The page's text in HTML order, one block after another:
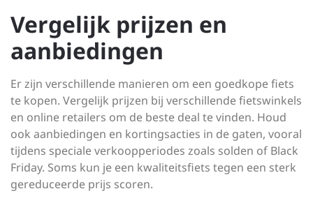
Vergelijk prijzen en
aanbiedingen
Er zijn verschillende manieren om een goedkope fiets
te kopen. Vergelijk prijzen bij verschillende fietswinkels
en online retailers om de beste deal te vinden. Houd
ook aanbiedingen en kortingsacties in de gaten, vooral
tijdens speciale verkoopperiodes zoals solden of Black
Friday. Soms kun je een kwaliteitsfiets tegen een sterk
gereduceerde prijs scoren.